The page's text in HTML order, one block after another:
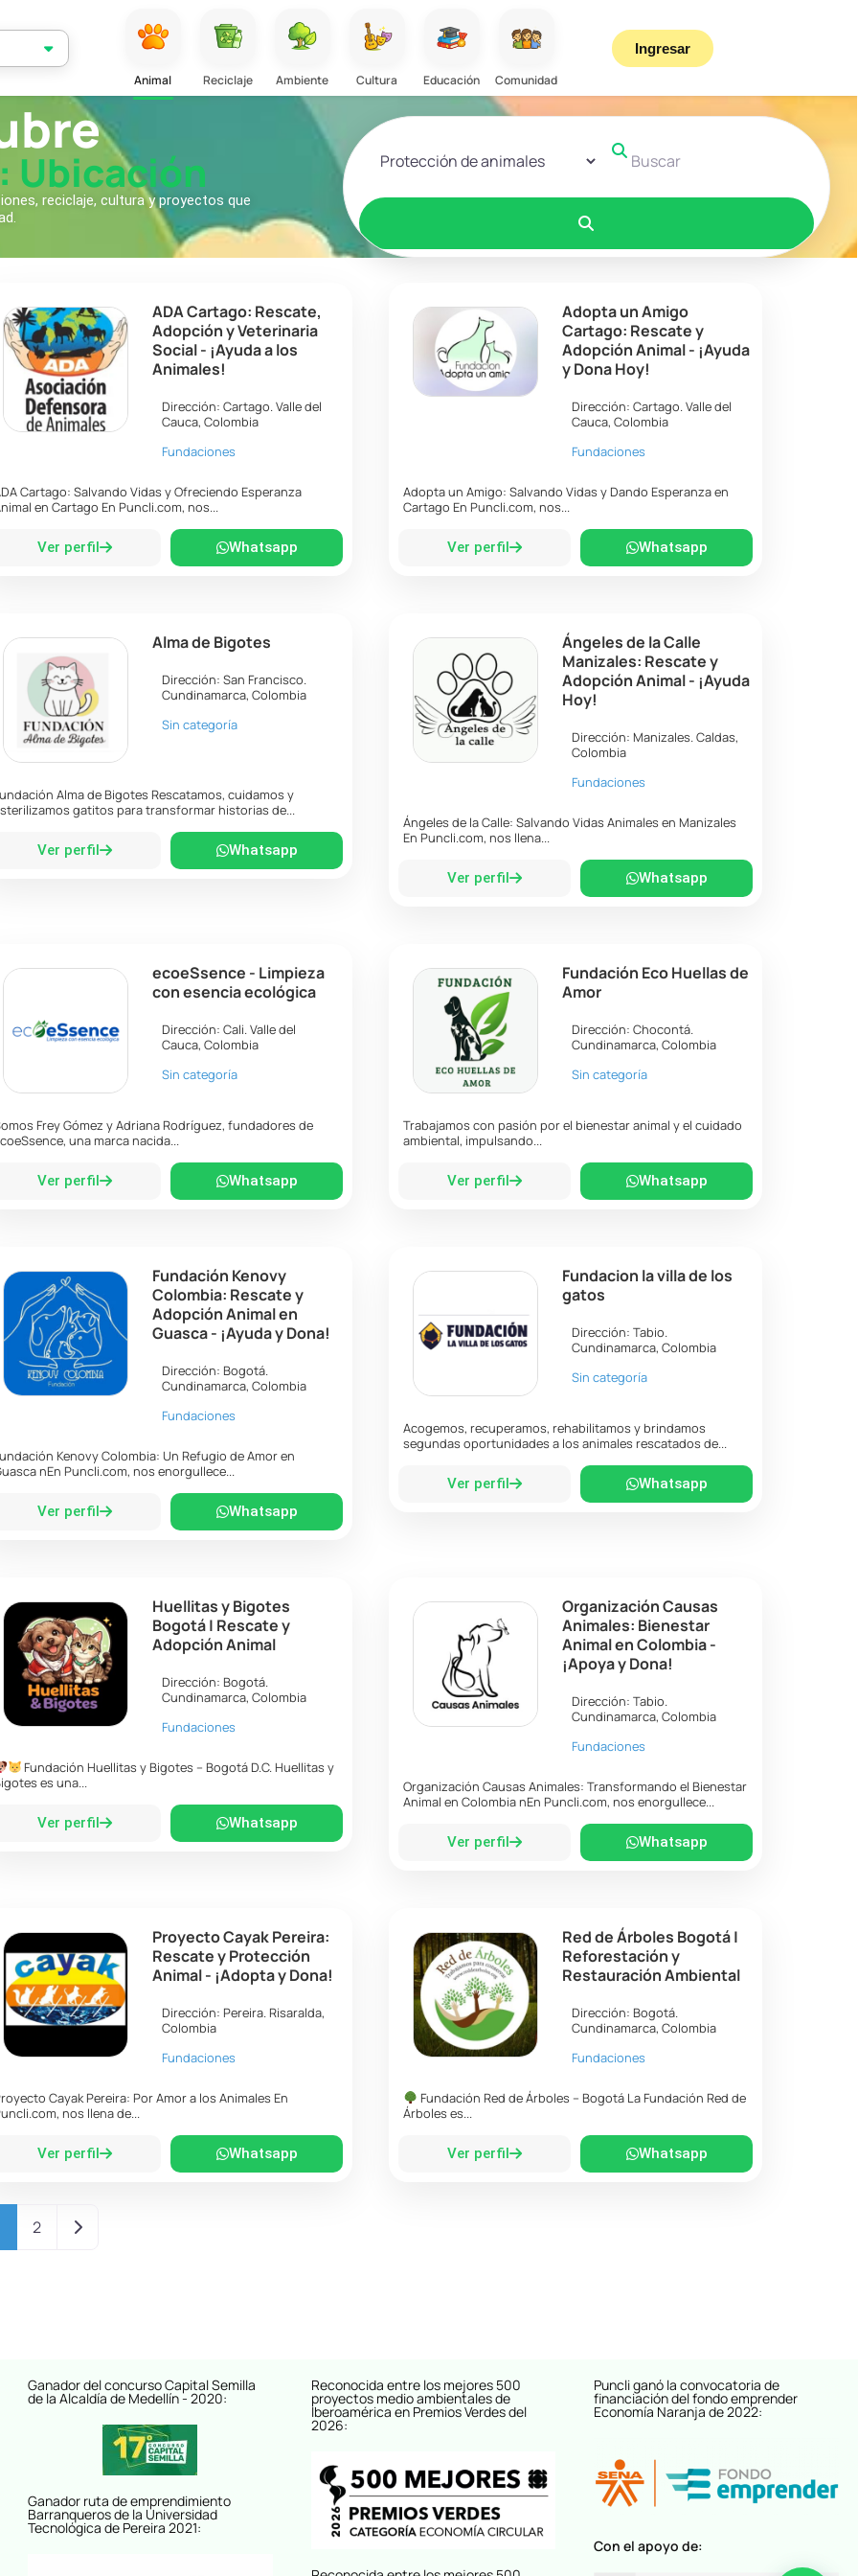
Animal Reciclaje Ambiente Cultura Educación Comunidad
Ingresar
Ubicación
reciclaje, cultura y proyectos que
Seleccionar el formulario de búsquedaBuscar
ADA Cartago: Rescate,
Adopción y Veterinaria
Social - ¡Ayuda a los
Animales!
Dirección:Cartago.Valle del
Cauca,Colombia
Fundaciones
Cartago: Salvando Vidas y Ofreciendo Esperanza
en Cartago En Puncli.com, nos...
Ver perfil Whatsapp
Adopta un Amigo
Cartago: Rescate y
Adopción Animal - ¡Ayuda
y Dona Hoy!
Dirección:Cartago.Valle del
Cauca,Colombia
Fundaciones
Adopta un Amigo: Salvando Vidas y Dando Esperanza en
Cartago En Puncli.com, nos...
Ver perfil Whatsapp
Alma de Bigotes
Dirección:San Francisco.
Cundinamarca,Colombia
Sin categoría
Alma de Bigotes Rescatamos, cuidamos y
gatitos para transformar historias de...
Ver perfil Whatsapp
Ángeles de la Calle
Manizales: Rescate y
Adopción Animal - ¡Ayuda
Hoy!
Dirección: Manizales.Caldas,
Colombia
Fundaciones
Ángeles de la Calle: Salvando Vidas Animales en Manizales
En Puncli.com, nos llena...
Ver perfil Whatsapp
ecoeSsence - Limpieza
con esencia ecológica
Dirección:Cali.Valle del
Cauca,Colombia
Sin categoría
Frey Gómez y Adriana Rodríguez, fundadores de
una marca nacida...
Ver perfil Whatsapp
Fundación Eco Huellas de
Amor
Dirección:Chocontá.
Cundinamarca,Colombia
Sin categoría
Trabajamos con pasión por el bienestar animal y el cuidado
ambiental, impulsando...
Ver perfil Whatsapp
Fundación Kenovy
Colombia: Rescate y
Adopción Animal en
Guasca - ¡Ayuda y Dona!
Dirección: Bogotá.
Cundinamarca,Colombia
Fundaciones
Kenovy Colombia: Un Refugio de Amor en
nEn Puncli.com, nos enorgullece...
Ver perfil Whatsapp
Fundacion la villa de los
gatos
Dirección:Tabio.
Cundinamarca,Colombia
Sin categoría
Acogemos, recuperamos, rehabilitamos y brindamos
segundas oportunidades a los animales rescatados de...
Ver perfil Whatsapp
Huellitas y Bigotes
Bogotá | Rescate y
Adopción Animal
Dirección: Bogotá.
Cundinamarca,Colombia
Fundaciones
Fundación Huellitas y Bigotes – Bogotá D.C. Huellitas y
es una...
Ver perfil Whatsapp
Organización Causas
Animales: Bienestar
Animal en Colombia -
¡Apoya y Dona!
Dirección:Tabio.
Cundinamarca,Colombia
Fundaciones
Organización Causas Animales: Transformando el Bienestar
Animal en Colombia nEn Puncli.com, nos enorgullece...
Ver perfil Whatsapp
Proyecto Cayak Pereira:
Rescate y Protección
Animal - ¡Adopta y Dona!
Dirección: Pereira. Risaralda,
Colombia
Fundaciones
Cayak Pereira: Por Amor a los Animales En
nos llena de...
Ver perfil Whatsapp
Red de Árboles Bogotá |
Reforestación y
Restauración Ambiental
Dirección: Bogotá.
Cundinamarca,Colombia
Fundaciones
Fundación Red de Árboles – Bogotá La Fundación Red de
Árboles es...
Ver perfil Whatsapp
2 Entradas anteriores
Ganador del concurso Capital Semilla
de la Alcaldía de Medellín - 2020:
Ganador ruta de emprendimiento
Barranqueros de la Universidad
Tecnológica de Pereira 2021:
Reconocida entre los mejores 500
proyectos medio ambientales de
Iberoamérica en Premios Verdes del
2026:
Puncli ganó la convocatoria de
financiación del fondo emprender
Economía Naranja de 2022:
Con el apoyo de: